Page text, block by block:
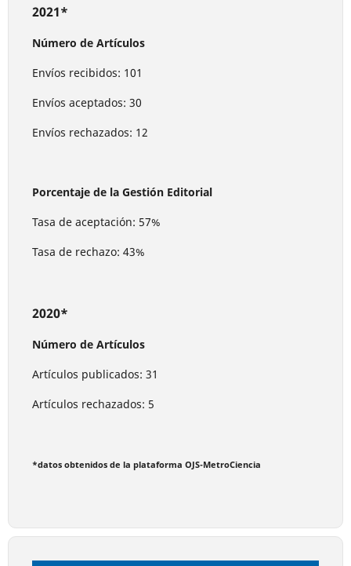
2021*
Número de Artículos
Envíos recibidos: 101
Envíos aceptados: 30
Envíos rechazados: 12
Porcentaje de la Gestión Editorial
Tasa de aceptación: 57%
Tasa de rechazo: 43%
2020*
Número de Artículos
Artículos publicados: 31
Artículos rechazados: 5
*datos obtenidos de la plataforma OJS-MetroCiencia